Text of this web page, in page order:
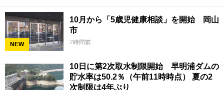
NEW
10月から「5歳児健康相談」を開始 岡山
市
2時間前
10日に第2次取水制限開始 早明浦ダムの
貯水率は50.2％（午前11時時点） 夏の2
次制限は4年ぶり